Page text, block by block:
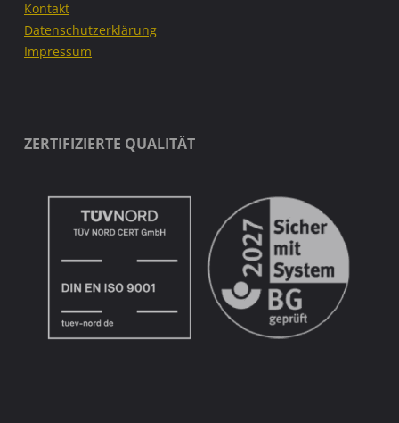
Kontakt
Datenschutzerklärung
Impressum
ZERTIFIZIERTE QUALITÄT